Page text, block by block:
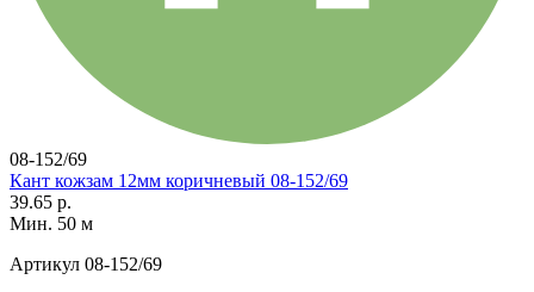
08-152/69
Кант кожзам 12мм коричневый 08-152/69
39.65 р.
Мин. 50 м
Артикул 08-152/69